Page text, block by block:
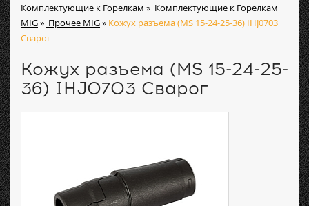
Комплектующие к Горелкам » Комплектующие к Горелкам
MIG» Прочее MIG» Кожух разъема (MS 15-24-25-36) IHJ0703
Сварог
Кожух разъема (MS 15-24-25-
36) IHJ0703 Сварог